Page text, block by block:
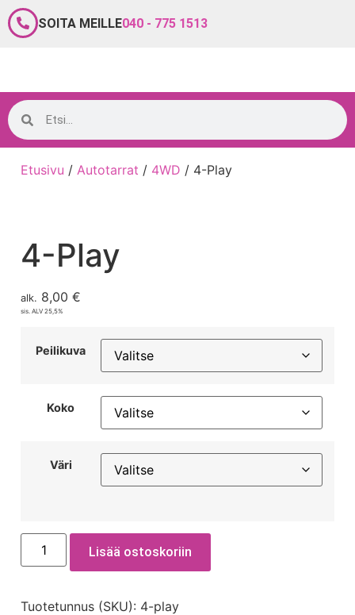
SOITA MEILLE040 - 775 1513
Etusivu / Autotarrat / 4WD / 4-Play
4-Play
alk. 8,00 €
sis. ALV 25,5%
Peilikuva
Koko
Väri
Lisää ostoskoriin
Tuotetunnus (SKU): 4-play